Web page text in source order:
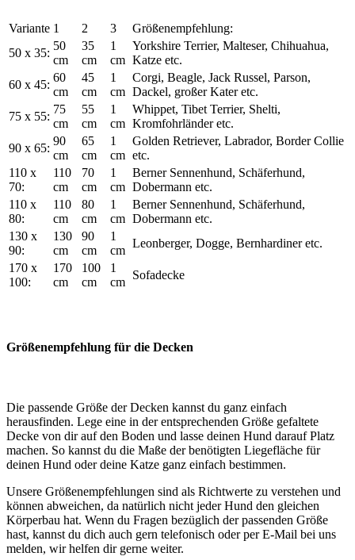
Variante 1 2 3
Größenempfehlung:
50 x 35:
50
cm
35
cm
1
cm
Yorkshire Terrier, Malteser, Chihuahua,
Katze etc.
60 x 45:
60
cm
45
cm
1
cm
Corgi, Beagle, Jack Russel, Parson,
Dackel, großer Kater etc.
75 x 55:
75
cm
55
cm
1
cm
Whippet, Tibet Terrier, Shelti,
Kromfohrländer etc.
90 x 65:
90
cm
65
cm
1
cm
Golden Retriever, Labrador, Border Collie
etc.
110 x
70:
110
cm
70
cm
1
cm
Berner Sennenhund, Schäferhund,
Dobermann etc.
110 x
80:
110
cm
80
cm
1
cm
Berner Sennenhund, Schäferhund,
Dobermann etc.
130 x
90:
130
cm
90
cm
1
cm
Leonberger, Dogge, Bernhardiner etc.
170 x
100:
170
cm
100
cm
1
cm
Sofadecke
Größenempfehlung für die Decken
Die passende Größe der Decken kannst du ganz einfach
herausfinden. Lege eine in der entsprechenden Größe gefaltete
Decke von dir auf den Boden und lasse deinen Hund darauf Platz
machen. So kannst du die Maße der benötigten Liegefläche für
deinen Hund oder deine Katze ganz einfach bestimmen.
Unsere Größenempfehlungen sind als Richtwerte zu verstehen und
können abweichen, da natürlich nicht jeder Hund den gleichen
Körperbau hat. Wenn du Fragen bezüglich der passenden Größe
hast, kannst du dich auch gern telefonisch oder per E-Mail bei uns
melden, wir helfen dir gerne weiter.